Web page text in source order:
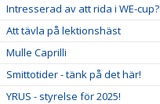
Intresserad av att rida i WE-cup?
Att tävla på lektionshäst
Mulle Caprilli
Smittotider - tänk på det här!
YRUS - styrelse för 2025!